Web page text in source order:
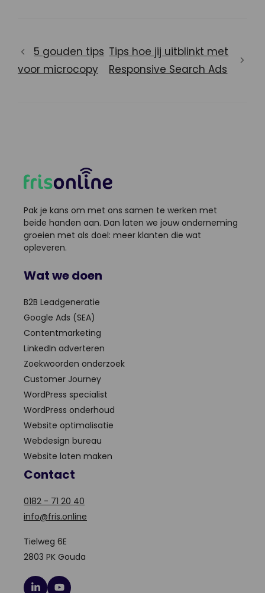
5 gouden tips
voor microcopy
Tips hoe jij uitblinkt met
Responsive Search Ads
Pak je kans om met ons samen te werken met
beide handen aan. Dan laten we jouw onderneming
groeien met als doel: meer klanten die wat
opleveren.
Wat we doen
B2B Leadgeneratie
Google Ads (SEA)
Contentmarketing
LinkedIn adverteren
Zoekwoorden onderzoek
Customer Journey
WordPress specialist
WordPress onderhoud
Website optimalisatie
Webdesign bureau
Website laten maken
Contact
0182 - 71 20 40
info@fris.online
Tielweg 6E
2803 PK Gouda